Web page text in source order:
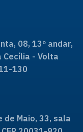
08, 13º andar,
Cecília - Volta
130
de Maio, 33, sala